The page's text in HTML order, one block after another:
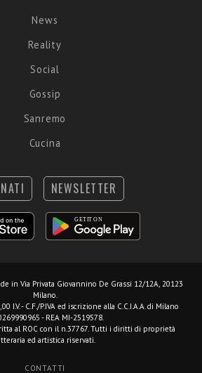
News
Reality
Social
Gossip
Sanremo
Cucina
NEWSLETTER
in Via Privata Giovannino De Grassi 12/12A, 20123
Milano.
I.V. - C.F./P.IVA ed iscrizione alla C.C.I.A.A. di Milano
- REA MI-2519578.
al ROC con il n.37767. Tutti i diritti di proprietà
ed artistica riservati.
CONTATTI